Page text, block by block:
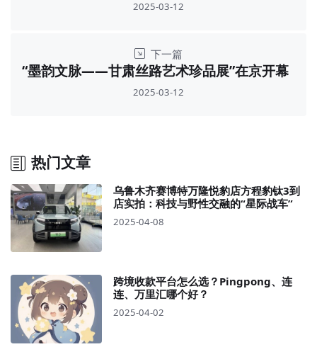
2025-03-12
下一篇
“墨韵文脉——甘肃丝路艺术珍品展”在京开幕
2025-03-12
热门文章
乌鲁木齐赛博特万隆悦豹店方程豹钛3到
店实拍：科技与野性交融的“星际战车”
2025-04-08
跨境收款平台怎么选？Pingpong、连
连、万里汇哪个好？
2025-04-02